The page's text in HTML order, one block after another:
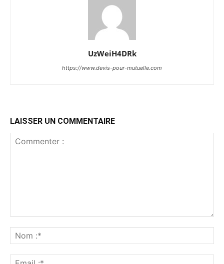
UzWeiH4DRk
https://www.devis-pour-mutuelle.com
LAISSER UN COMMENTAIRE